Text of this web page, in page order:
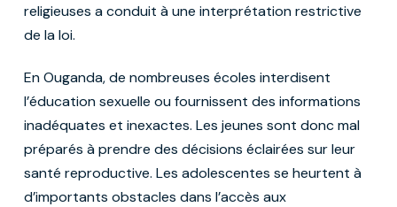
religieuses a conduit à une interprétation restrictive
de la loi.
En Ouganda, de nombreuses écoles interdisent
l’éducation sexuelle ou fournissent des informations
inadéquates et inexactes. Les jeunes sont donc mal
préparés à prendre des décisions éclairées sur leur
santé reproductive. Les adolescentes se heurtent à
d’importants obstacles dans l’accès aux